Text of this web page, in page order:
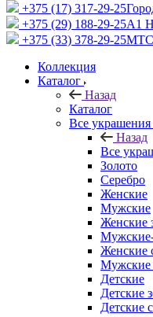
+375 (17) 317-29-25
+375 (29) 188-29-25A1
+375 (33) 378-29-25МТС
Коллекция
Каталог
Назад
Каталог
Все украшения
Назад
Все
Золото
Серебро
Женские
Мужские
Женские
Женские
Мужские
Детские
Детские
Детские